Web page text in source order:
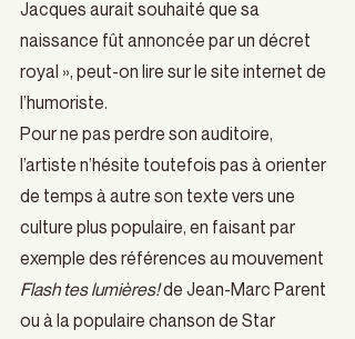
Jacques aurait souhaité que sa
naissance fût annoncée par un décret
royal », peut-on lire sur le site internet de
l’humoriste.
Pour ne pas perdre son auditoire,
l’artiste n’hésite toutefois pas à orienter
de temps à autre son texte vers une
culture plus populaire, en faisant par
exemple des références au mouvement
Flash tes lumières! de Jean-Marc Parent
ou à la populaire chanson de Star